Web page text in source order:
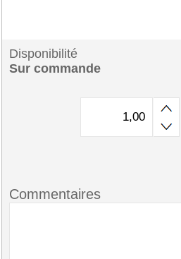
Disponibilité
Sur commande
Commentaires